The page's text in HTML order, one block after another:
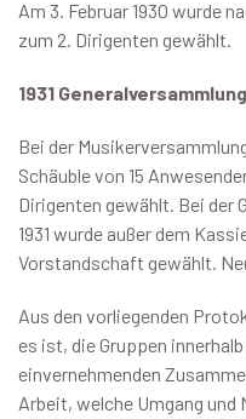
Am 3. Februar 1930 wurde
zum 2. Dirigenten gewählt.
1931 Generalversammlung
Bei der
Schäuble von 15
Dirigenten gewählt. Bei der
1931 wurde außer dem
Vorstandschaft gewählt.
Aus den vorliegenden
es ist, die Gruppen
einvernehmenden
Arbeit, welche Umgang